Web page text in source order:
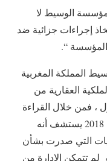
لمؤسسة الوسيط لا
إجراءات جزائية ضد
المؤسسة “.
المملكة المغربية
العقارية من
، فمن خلال القراءة
المتأنية لتقرير هذه المؤسسة برسم سنة 2018 يستشف أنه
التي صدرت بشأن
لم تتمكن الإدارة من